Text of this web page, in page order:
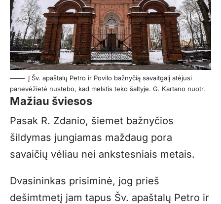
Į Šv. apaštalų Petro ir Povilo bažnyčią savaitgalį atėjusi
panevėžietė nustebo, kad melstis teko šaltyje. G. Kartano nuotr.
Mažiau šviesos
Pasak R. Zdanio, šiemet bažnyčios
šildymas jungiamas maždaug pora
savaičių vėliau nei ankstesniais metais.
Dvasininkas prisiminė, jog prieš
dešimtmetį jam tapus Šv. apaštalų Petro ir